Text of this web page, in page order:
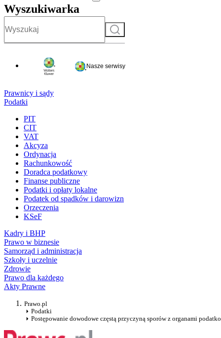
Wyszukiwarka
Szukaj
Nasze serwisy
Prawnicy i sądy
Podatki
PIT
CIT
VAT
Akcyza
Ordynacja
Rachunkowość
Doradca podatkowy
Finanse publiczne
Podatki i opłaty lokalne
Podatek od spadków i darowizn
Orzeczenia
KSeF
Kadry i BHP
Prawo w biznesie
Samorząd i administracja
Szkoły i uczelnie
Zdrowie
Prawo dla każdego
Akty Prawne
Prawo.pl
Podatki
Postępowanie dowodowe częstą przyczyną sporów z organami